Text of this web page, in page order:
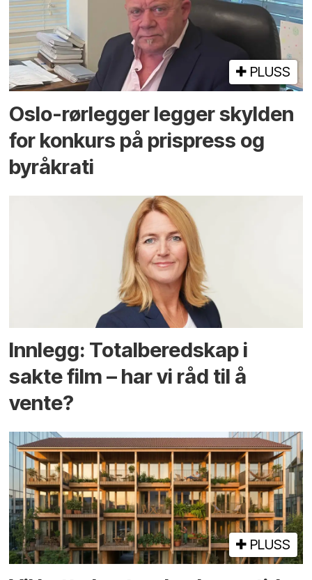
PLUSS
Oslo-rørlegger legger skylden
for konkurs på prispress og
byråkrati
Innlegg: Totalberedskap i
sakte film – har vi råd til å
vente?
PLUSS